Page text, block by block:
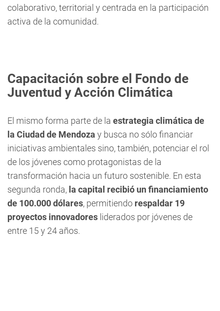
colaborativo, territorial y centrada en la participación
activa de la comunidad.
Capacitación sobre el Fondo de
Juventud y Acción Climática
El mismo forma parte de la estrategia climática de
la Ciudad de Mendoza y busca no sólo financiar
iniciativas ambientales sino, también, potenciar el rol
de los jóvenes como protagonistas de la
transformación hacia un futuro sostenible. En esta
segunda ronda, la capital recibió un financiamiento
de 100.000 dólares, permitiendo respaldar 19
proyectos innovadores liderados por jóvenes de
entre 15 y 24 años.